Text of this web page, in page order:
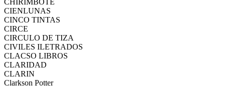
CIENLUNAS
CINCO TINTAS
CIRCE
CIRCULO DE TIZA
CIVILES ILETRADOS
CLACSO LIBROS
CLARIDAD
CLARIN
Clarkson Potter